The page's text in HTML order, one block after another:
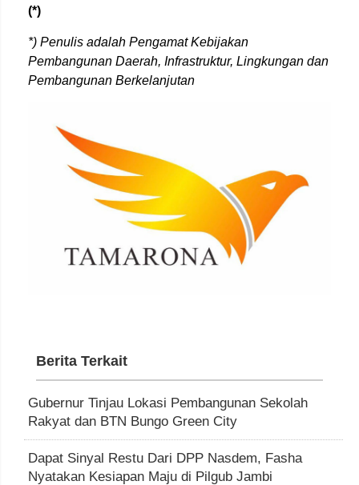
(*)
*) Penulis adalah Pengamat Kebijakan
Pembangunan Daerah, Infrastruktur, Lingkungan dan
Pembangunan Berkelanjutan
Berita Terkait
Gubernur Tinjau Lokasi Pembangunan Sekolah
Rakyat dan BTN Bungo Green City
Dapat Sinyal Restu Dari DPP Nasdem, Fasha
Nyatakan Kesiapan Maju di Pilgub Jambi